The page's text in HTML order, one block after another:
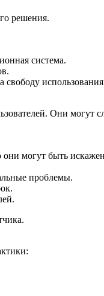
решения.
система.
Они могут
они могут быть
проблемы.